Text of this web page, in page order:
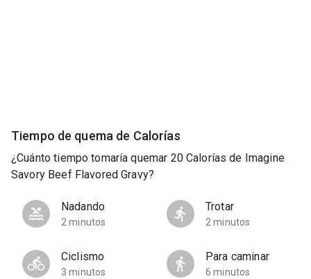
Tiempo de quema de Calorías
¿Cuánto tiempo tomaría quemar 20 Calorías de Imagine
Savory Beef Flavored Gravy?
Nadando
2 minutos
Trotar
2 minutos
Ciclismo
3 minutos
Para caminar
6 minutos